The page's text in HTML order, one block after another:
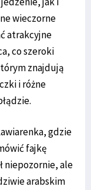
wieczorne
atrakcyjne
co szeroki
znajdują
i różne
gdzie
fajkę
niepozornie, ale
arabskim